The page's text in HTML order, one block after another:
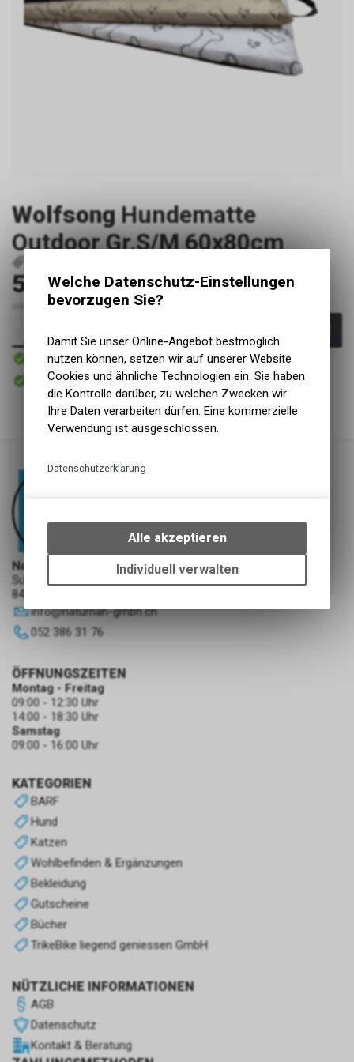
Wolfsong Hundematte
Outdoor Gr.S/M 60x80cm
59.80CHF
inkl. MwSt., zzgl. Versandkosten
Sofort verfügbar
Versand
Sofort abholbar
Abholung NaturNah GmbH
NaturNah GmbH
Sunnehofstrasse 7
8493 Saland
info@naturnah-gmbh.ch
052 386 31 76
KATEGORIEN
BARF
Hund
Katzen
Wohlbefinden & Ergänzungen
Bekleidung
Gutscheine
Bücher
TrikeBike liegend geniessen GmbH
NÜTZLICHE INFORMATIONEN
AGB
Datenschutz
Kontakt & Beratung
ÖFFNUNGSZEITEN
Montag - Freitag
09:00 - 12:30 Uhr
14:00 - 18:30 Uhr
Samstag
09:00 - 16:00 Uhr
Welche Datenschutz-Einstellungen
bevorzugen Sie?
Damit Sie unser Online-Angebot bestmöglich
nutzen können, setzen wir auf unserer Website
Cookies und ähnliche Technologien ein. Sie haben
die Kontrolle darüber, zu welchen Zwecken wir
Ihre Daten verarbeiten dürfen. Eine kommerzielle
Verwendung ist ausgeschlossen.
Datenschutzerklärung
bestimmte Interaktionen und
Einstellungen auf Ihrem Gerät,
um die grundlegenden
Funktionen unseres Online-
des Warenkorbs, zu
Alle akzeptieren
Individuell verwalten